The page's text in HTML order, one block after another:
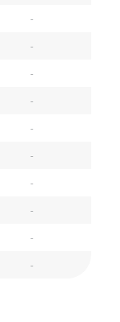
-
-
-
-
-
-
-
-
-
-